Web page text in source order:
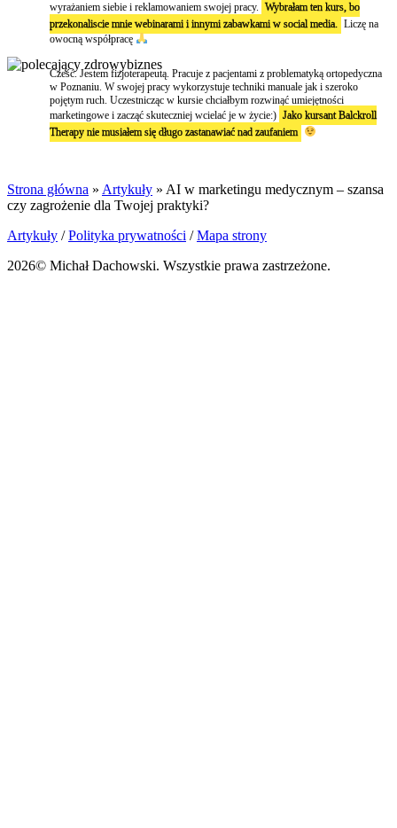
wyrażaniem siebie i reklamowaniem swojej pracy. Wybrałam ten kurs, bo
przekonaliscie mnie webinarami i innymi zabawkami w social media. Liczę na
owocną współpracę
Cześć. Jestem fizjoterapeutą. Pracuje z pacjentami z problematyką ortopedyczna
w Poznaniu. W swojej pracy wykorzystuje techniki manuale jak i szeroko
pojętym ruch. Uczestnicząc w kursie chciałbym rozwinąć umiejętności
marketingowe i zacząć skuteczniej wcielać je w życie:) Jako kursant Balckroll
Therapy nie musiałem się długo zastanawiać nad zaufaniem
Strona główna » Artykuły » AI w marketingu medycznym – szansa
czy zagrożenie dla Twojej praktyki?
Artykuły /Polityka prywatności /Mapa strony
2026© Michał Dachowski. Wszystkie prawa zastrzeżone.